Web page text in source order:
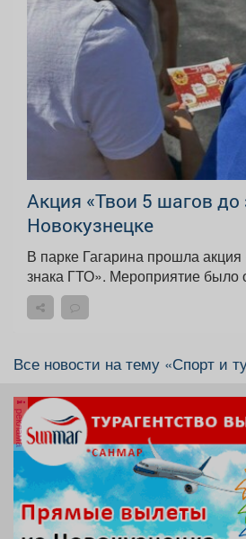
Акция «Твои 5 шагов до
Новокузнецке
В парке Гагарина прошла
знака ГТО». Мероприятие было
Все новости на тему «Спорт и
реклама